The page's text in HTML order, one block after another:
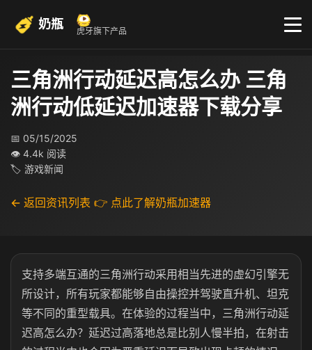
奶瓶 虎牙旗下产品
三角洲行动延迟高怎么办 三角
洲行动低延迟加速器下载分享
📅 05/15/2025
👁 4.4k 阅读
🏷 游戏新闻
← 返回资讯列表 👉 点此了解奶瓶加速器
支持多端互通的三角洲行动采用相当先进的虚幻引擎无
所设计，所有玩家都能够自由操控并驾驶直升机、坦克
等不同的重型载具。在体验的过程当中，三角洲行动延
迟高怎么办？延迟过高落地总是比别人慢半拍，在射击